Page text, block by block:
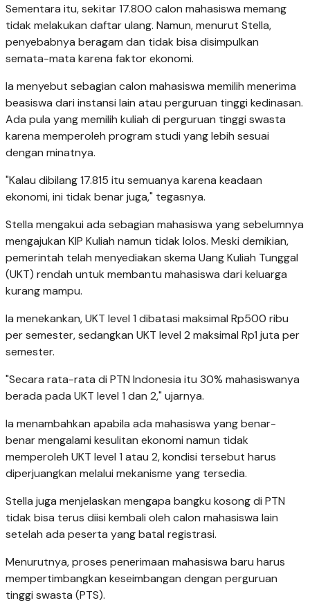
Sementara itu, sekitar 17.800 calon mahasiswa memang
tidak melakukan daftar ulang. Namun, menurut Stella,
penyebabnya beragam dan tidak bisa disimpulkan
semata-mata karena faktor ekonomi.
Ia menyebut sebagian calon mahasiswa memilih menerima
beasiswa dari instansi lain atau perguruan tinggi kedinasan.
Ada pula yang memilih kuliah di perguruan tinggi swasta
karena memperoleh program studi yang lebih sesuai
dengan minatnya.
"Kalau dibilang 17.815 itu semuanya karena keadaan
ekonomi, ini tidak benar juga," tegasnya.
Stella mengakui ada sebagian mahasiswa yang sebelumnya
mengajukan KIP Kuliah namun tidak lolos. Meski demikian,
pemerintah telah menyediakan skema Uang Kuliah Tunggal
(UKT) rendah untuk membantu mahasiswa dari keluarga
kurang mampu.
Ia menekankan, UKT level 1 dibatasi maksimal Rp500 ribu
per semester, sedangkan UKT level 2 maksimal Rp1 juta per
semester.
"Secara rata-rata di PTN Indonesia itu 30% mahasiswanya
berada pada UKT level 1 dan 2," ujarnya.
Ia menambahkan apabila ada mahasiswa yang benar-
benar mengalami kesulitan ekonomi namun tidak
memperoleh UKT level 1 atau 2, kondisi tersebut harus
diperjuangkan melalui mekanisme yang tersedia.
Stella juga menjelaskan mengapa bangku kosong di PTN
tidak bisa terus diisi kembali oleh calon mahasiswa lain
setelah ada peserta yang batal registrasi.
Menurutnya, proses penerimaan mahasiswa baru harus
mempertimbangkan keseimbangan dengan perguruan
tinggi swasta (PTS).